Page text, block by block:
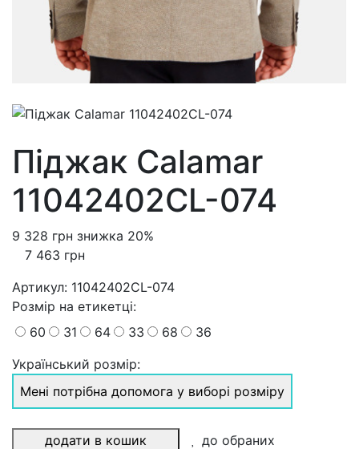
Піджак Calamar
11042402CL-074
9 328 грн знижка 20%
7 463 грн
Артикул: 11042402CL-074
Розмiр на етикетці:
60
31 64 33 68
36
Український розмір:
Мені потрібна допомога у виборі розміру
додати в кошик до обраних